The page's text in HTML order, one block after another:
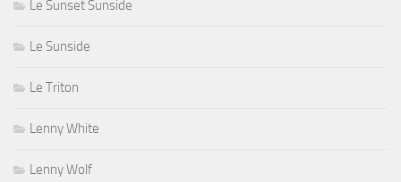
Le Sunset Sunside
Le Sunside
Le Triton
Lenny White
Lenny Wolf